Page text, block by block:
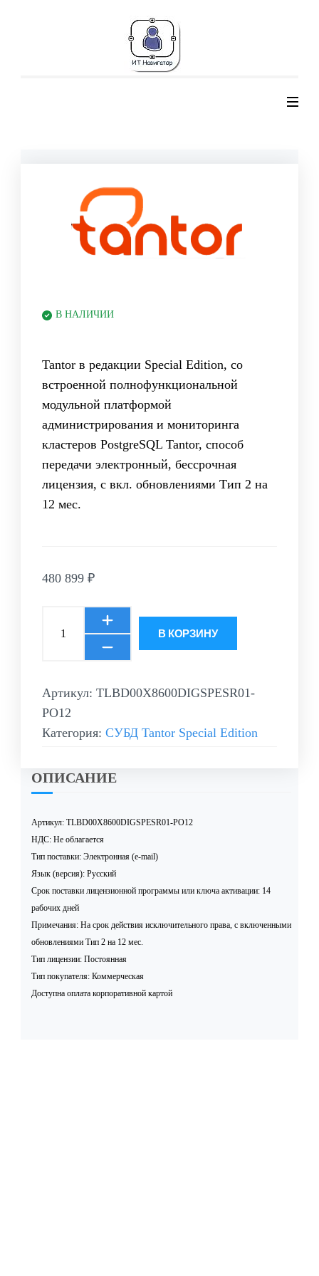
ОПИСАНИЕ
Артикул: TLBD00Х8600DIGSPESR01-PO12
НДС: Не облагается
Тип поставки: Электронная (e-mail)
Язык (версия): Русский
Срок поставки лицензионной программы или ключа активации: 14
рабочих дней
Примечания: На срок действия исключительного права, с включенными
обновлениями Тип 2 на 12 мес.
Тип лицензии: Постоянная
Тип покупателя: Коммерческая
Доступна оплата корпоративной картой
В НАЛИЧИИ
Tantor в редакции Special Edition, со
встроенной полнофункциональной
модульной платформой
администрирования и мониторинга
кластеров PostgreSQL Tantor, способ
передачи электронный, бессрочная
лицензия, с вкл. обновлениями Тип 2 на
12 мес.
480 899 ₽
В КОРЗИНУ
Артикул: TLBD00Х8600DIGSPESR01-
PO12
Категория: СУБД Tantor Special Edition